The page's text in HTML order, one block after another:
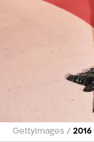
/
GettyImages